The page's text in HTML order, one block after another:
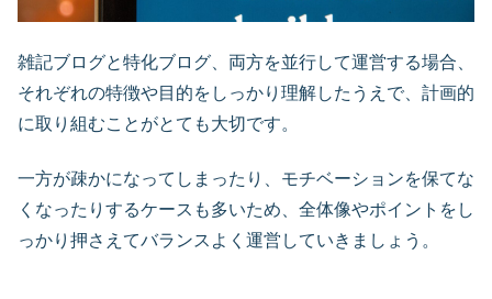
雑記ブログと特化ブログ、両方を並行して運営する場合、
それぞれの特徴や目的をしっかり理解したうえで、計画的
に取り組むことがとても大切です。
一方が疎かになってしまったり、モチベーションを保てな
くなったりするケースも多いため、全体像やポイントをし
っかり押さえてバランスよく運営していきましょう。